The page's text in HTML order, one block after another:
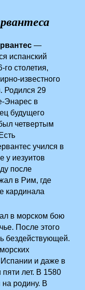
—
испанский
го столетия,
известного
Родился 29
Энарес в
будущего
четвертым
учился в
у иезуитов
после
в Рим, где
кардинала
в морском бою
После этого
бездействующей.
и даже в
лет. В 1580
на родину. В